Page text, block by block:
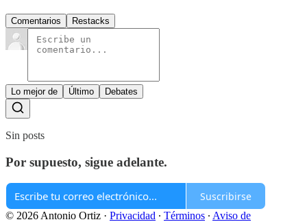
Comentarios Restacks
Lo mejor de Último Debates
Sin posts
Por supuesto, sigue adelante.
Suscribirse
© 2026 Antonio Ortiz · Privacidad ∙ Términos ∙ Aviso de